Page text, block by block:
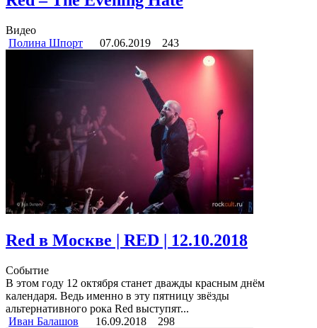
Видео
Полина Шпорт
07.06.2019 243
Red в Москве | RED | 12.10.2018
Событие
В этом году 12 октября станет дважды красным днём
календаря. Ведь именно в эту пятницу звёзды
альтернативного рока Red выступят...
Иван Балашов
16.09.2018 298